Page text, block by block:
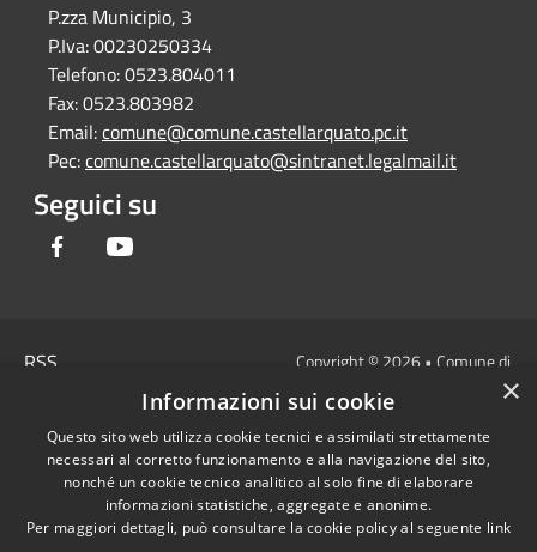
P.zza Municipio, 3
P.Iva:00230250334
Telefono:0523.804011
Fax:0523.803982
Email:comune@comune.castellarquato.pc.it
Pec:comune.castellarquato@sintranet.legalmail.it
Seguici su
Facebook
RSS
Cookie
Mappa del sito
DICHIARAZIONE DI
ACCESSIBILITA'
Copyright © 2026 • Comune di
Castell'Arquato • Powered by
Municipium
redazione
×
Informazioni sui cookie
Questo sito web utilizza cookie tecnici e assimilati strettamente
necessari al corretto funzionamento e alla navigazione del sito,
nonché un cookie tecnico analitico al solo fine di elaborare
informazioni statistiche, aggregate e anonime.
Per maggiori dettagli, può consultare la cookie policy al seguente link